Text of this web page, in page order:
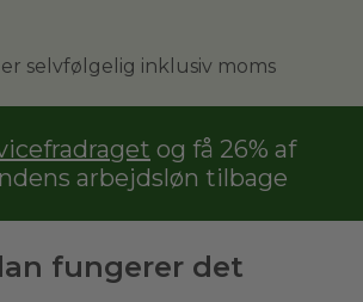
selvfølgelig inklusiv moms
og få 26% af
arbejdsløn tilbage
fungerer det